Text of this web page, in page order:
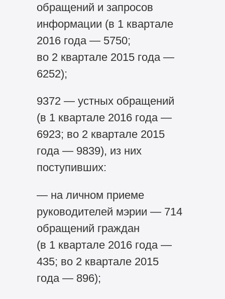
обращений и запросов
информации (в 1 квартале
2016 года — 5750;
во 2 квартале 2015 года —
6252);
9372 — устных обращений
(в 1 квартале 2016 года —
6923; во 2 квартале 2015
года — 9839), из них
поступивших:
— на личном приеме
руководителей мэрии — 714
обращений граждан
(в 1 квартале 2016 года —
435; во 2 квартале 2015
года — 896);